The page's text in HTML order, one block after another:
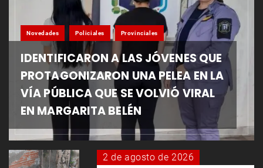
Novedades Policiales Provinciales
IDENTIFICARON A LAS JÓVENES QUE
PROTAGONIZARON UNA PELEA EN LA
VÍA PÚBLICA QUE SE VOLVIÓ VIRAL
EN MARGARITA BELÉN
2 de agosto de 2026